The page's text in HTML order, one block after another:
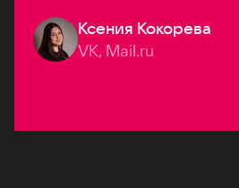
Ксения Кокорева
VK, Mail.ru